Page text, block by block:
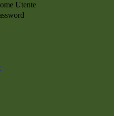
Utente